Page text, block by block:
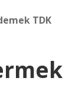
TDK